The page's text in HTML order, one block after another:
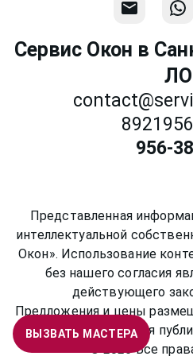
ВЫЗВАТЬ МАСТЕРА
Сервис Окон в
ЛО
956-
Представленная
интеллектуальной
Окон». Использование
без нашего согласия
действующего
Предложения и цены
не являются
©2026Все